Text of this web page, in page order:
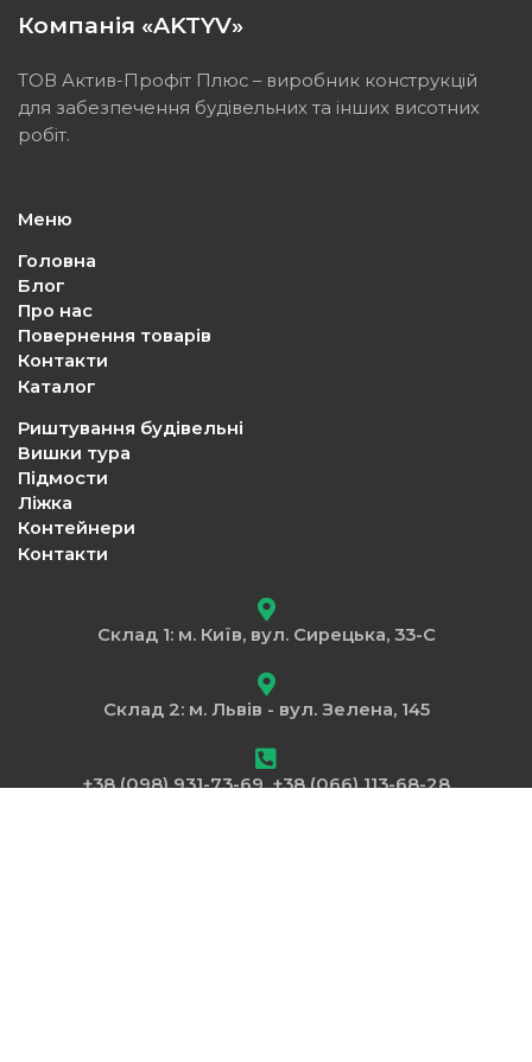
Компанія «AKTYV»
ТОВ Актив-Профіт Плюс – виробник конструкцій
для забезпечення будівельних та інших висотних
робіт.
Меню
Головна
Блог
Про нас
Повернення товарів
Контакти
Каталог
Риштування будівельні
Вишки тура
Підмости
Ліжка
Контейнери
Контакти
Склад 1: м. Київ, вул. Сирецька, 33-С
Склад 2: м. Львів - вул. Зелена, 145
+38 (098) 931-73-69, +38 (066) 113-68-28